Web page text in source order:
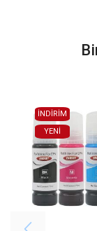
İNDİRİM
YENI